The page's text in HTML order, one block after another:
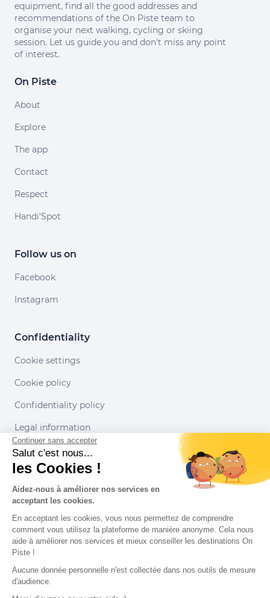
equipment, find all the good addresses and
recommendations of the On Piste team to
organise your next walking, cycling or skiing
session. Let us guide you and don't miss any point
of interest.
On Piste
About
Explore
The app
Contact
Respect
Handi'Spot
Follow us on
Facebook
Instagram
Confidentiality
Cookie settings
Cookie policy
Confidentiality policy
Legal information
Conditions of use
Our partners
Continuer sans accepter
Salut c'est nous...
les Cookies !
Aidez-nous à améliorer nos services en
acceptant les cookies.
En acceptant les cookies, vous nous permettez de comprendre
comment vous utilisez la plateforme de manière anonyme. Cela nous
aide à améliorer nos services et mieux conseiller les destinations On
Piste !
Aucune donnée personnelle n'est collectée dans nos outils de mesure
d'audience.